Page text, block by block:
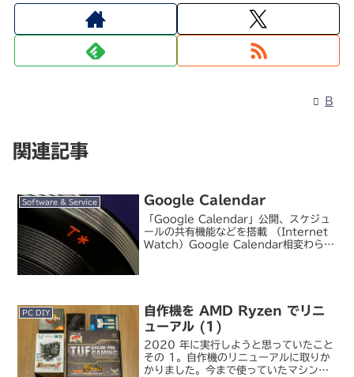
B
関連記事
Software & Service Google Calendar
「Google Calendar」公開、スケジュ
ールの共有機能などを搭載 （Internet
Watch）Google Calendar相変わらず
PC DIY
自作機を AMD Ryzen でリニ
ューアル (1)
2020 年に実行しようと思っていたこと
その 1。自作機のリニューアルに取りか
かりました。今まで使っていたマシンは